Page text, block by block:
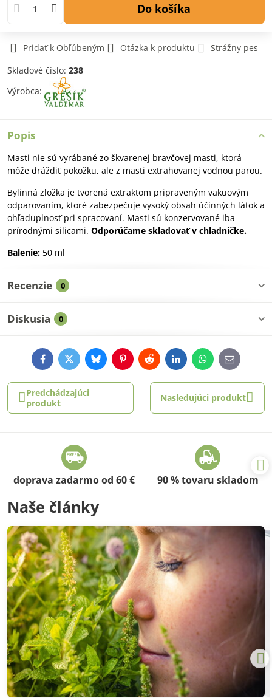
Do košíka
Pridať k Obľúbeným Otázka k produktu
Strážny pes
Skladové číslo: 238
Výrobca:
Popis
Masti nie sú vyrábané zo škvarenej bravčovej masti, ktorá
môže dráždiť pokožku, ale z masti extrahovanej vodnou parou.
Bylinná zložka je tvorená extraktom pripraveným vakuovým
odparovaním, ktoré zabezpečuje vysoký obsah účinných látok a
ohľaduplnosť pri spracovaní. Masti sú konzervované iba
prírodnými silicami. Odporúčame skladovať v chladničke.
Balenie: 50 ml
Recenzie 0
Diskusia 0
FacebookTwitterBlueskyPinterestRedditLinkedInWhatsApp
E-
mail
Predchádzajúci
produkt
Nasledujúci produkt
doprava zadarmo od 60 € 90 % tovaru skladom
Naše články